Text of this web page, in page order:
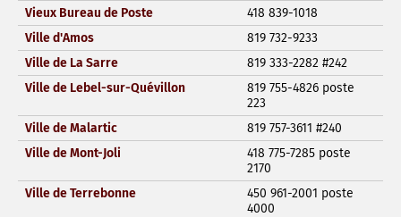
Vieux Bureau de Poste
418 839-1018
Ville d'Amos
819 732-9233
Ville de La Sarre
819 333-2282 #242
Ville de Lebel-sur-Quévillon
819 755-4826 poste
223
Ville de Malartic
819 757-3611 #240
Ville de Mont-Joli
418 775-7285 poste
2170
Ville de Terrebonne
450 961-2001 poste
4000